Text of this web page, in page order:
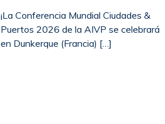
¡La Conferencia Mundial Ciudades &
Puertos 2026 de la AIVP se celebrará
en Dunkerque (Francia) […]